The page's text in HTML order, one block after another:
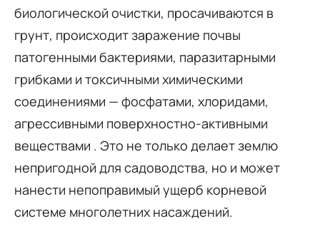
биологической очистки, просачиваются в
грунт, происходит заражение почвы
патогенными бактериями, паразитарными
грибками и токсичными химическими
соединениями — фосфатами, хлоридами,
агрессивными поверхностно-активными
веществами . Это не только делает землю
непригодной для садоводства, но и может
нанести непоправимый ущерб корневой
системе многолетних насаждений.